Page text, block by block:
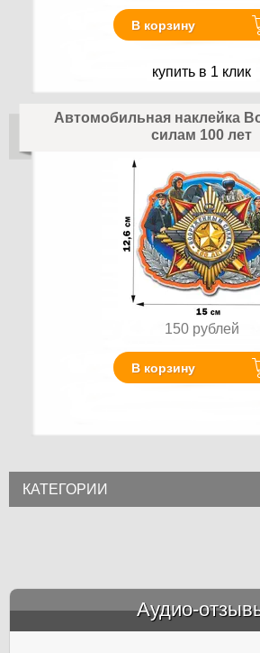
В корзину
купить в 1 клик
Автомобильная наклейка
силам 100 лет
150 рублей
В корзину
КАТЕГОРИИ
Аудио-